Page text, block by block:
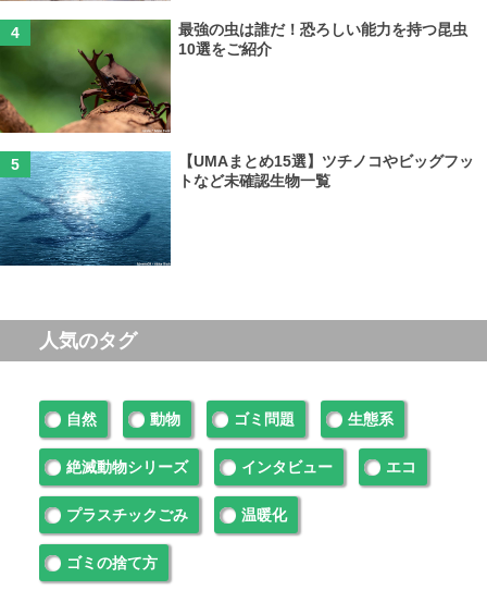
最強の虫は誰だ！恐ろしい能力を持つ昆虫
10選をご紹介
【UMAまとめ15選】ツチノコやビッグフッ
トなど未確認生物一覧
人気のタグ
自然 動物 ゴミ問題 生態系
絶滅動物シリーズ インタビュー エコ
プラスチックごみ 温暖化
ゴミの捨て方